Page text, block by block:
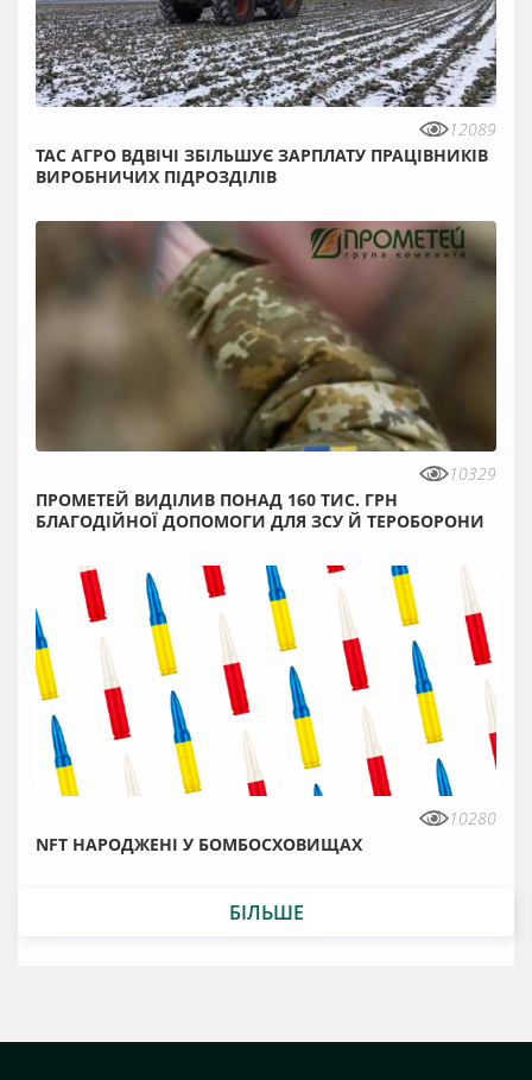
12089
ТАС АГРО ВДВІЧІ ЗБІЛЬШУЄ ЗАРПЛАТУ ПРАЦІВНИКІВ
ВИРОБНИЧИХ ПІДРОЗДІЛІВ
10329
ПРОМЕТЕЙ ВИДІЛИВ ПОНАД 160 ТИС. ГРН
БЛАГОДІЙНОЇ ДОПОМОГИ ДЛЯ ЗСУ Й ТЕРОБОРОНИ
10280
NFT НАРОДЖЕНІ У БОМБОСХОВИЩАХ
БІЛЬШЕ